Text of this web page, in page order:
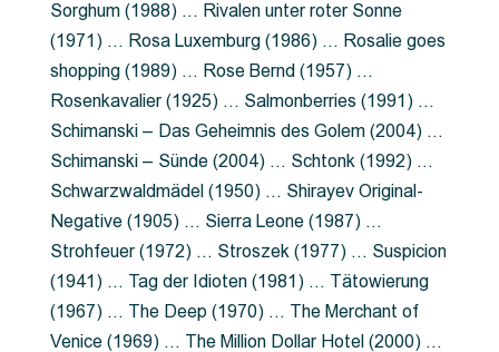
Sorghum (1988) … Rivalen unter roter Sonne
(1971) … Rosa Luxemburg (1986) … Rosalie goes
shopping (1989) … Rose Bernd (1957) …
Rosenkavalier (1925) … Salmonberries (1991) …
Schimanski – Das Geheimnis des Golem (2004) …
Schimanski – Sünde (2004) … Schtonk (1992) …
Schwarzwaldmädel (1950) … Shirayev Original-
Negative (1905) … Sierra Leone (1987) …
Strohfeuer (1972) … Stroszek (1977) … Suspicion
(1941) … Tag der Idioten (1981) … Tätowierung
(1967) … The Deep (1970) … The Merchant of
Venice (1969) … The Million Dollar Hotel (2000) …